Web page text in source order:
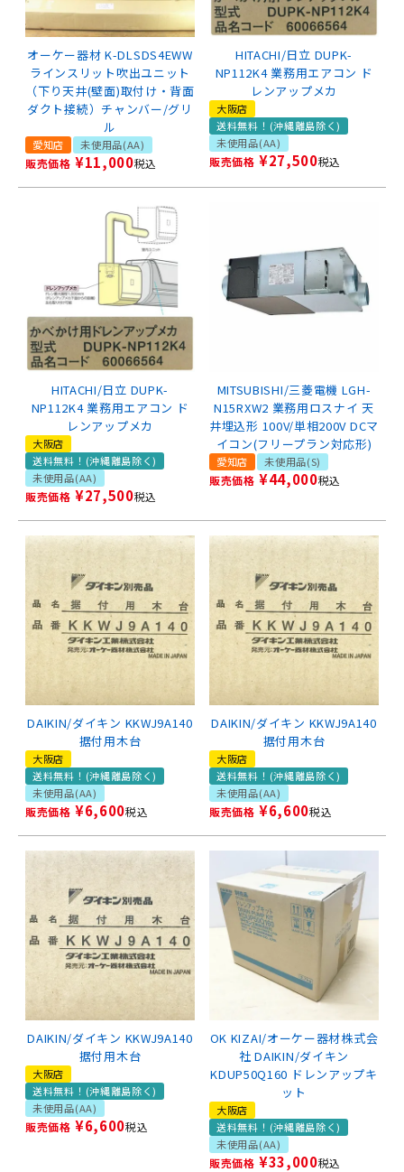
オーケー器材 K-DLSDS4EWW
ラインスリット吹出ユニット
（下り天井(壁面)取付け・背面
ダクト接続）チャンバー/グリ
ル
愛知店 未使用品(AA)
販売価格 ¥11,000税込
HITACHI/日立 DUPK-
NP112K4 業務用エアコン ド
レンアップメカ
大阪店
送料無料！(沖縄離島除く)
未使用品(AA)
販売価格 ¥27,500税込
HITACHI/日立 DUPK-
NP112K4 業務用エアコン ド
レンアップメカ
大阪店
送料無料！(沖縄離島除く)
未使用品(AA)
販売価格 ¥27,500税込
MITSUBISHI/三菱電機 LGH-
N15RXW2 業務用ロスナイ 天
井埋込形 100V/単相200V DCマ
イコン(フリープラン対応形)
愛知店 未使用品(S)
販売価格 ¥44,000税込
DAIKIN/ダイキン KKWJ9A140
据付用木台
大阪店
送料無料！(沖縄離島除く)
未使用品(AA)
販売価格 ¥6,600税込
DAIKIN/ダイキン KKWJ9A140
据付用木台
大阪店
送料無料！(沖縄離島除く)
未使用品(AA)
販売価格 ¥6,600税込
DAIKIN/ダイキン KKWJ9A140
据付用木台
大阪店
送料無料！(沖縄離島除く)
未使用品(AA)
販売価格 ¥6,600税込
OK KIZAI/オーケー器材株式会
社 DAIKIN/ダイキン
KDUP50Q160 ドレンアップキ
ット
大阪店
送料無料！(沖縄離島除く)
未使用品(AA)
販売価格 ¥33,000税込